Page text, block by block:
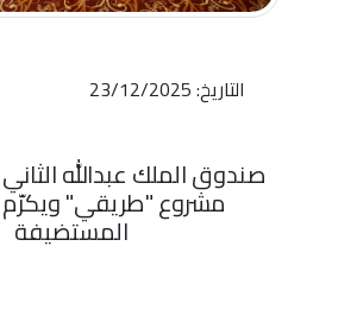
التاريخ: 23/12/2025
صندوق الملك عبدالله الثاني
مشروع "طريقي" ويكرّم
المستضيفة